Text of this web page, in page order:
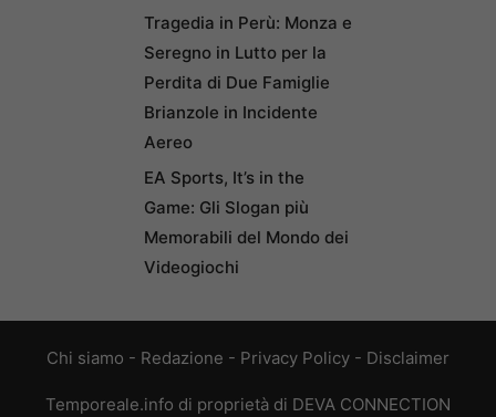
Tragedia in Perù: Monza e
Seregno in Lutto per la
Perdita di Due Famiglie
Brianzole in Incidente
Aereo
EA Sports, It’s in the
Game: Gli Slogan più
Memorabili del Mondo dei
Videogiochi
Chi siamo - Redazione - Privacy Policy - Disclaimer
Temporeale.info di proprietà di DEVA CONNECTION